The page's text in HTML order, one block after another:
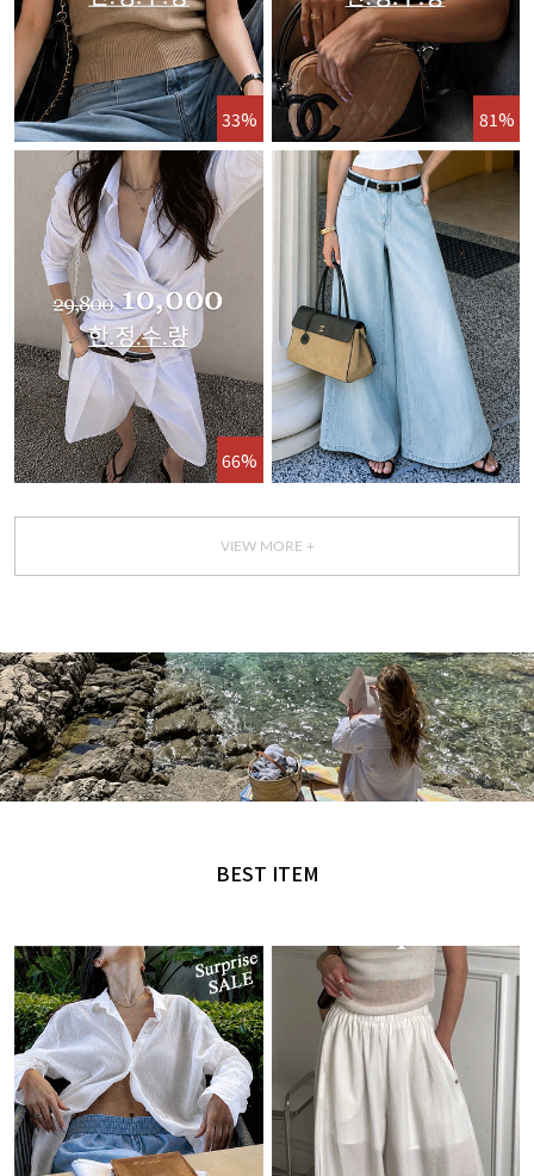
33% 81%
66%
VIEW MORE +
MADE by NANING9
BEST ITEM